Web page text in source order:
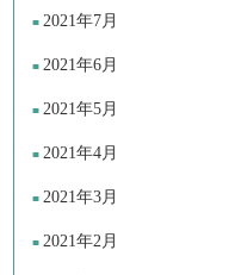
2021年7月
2021年6月
2021年5月
2021年4月
2021年3月
2021年2月